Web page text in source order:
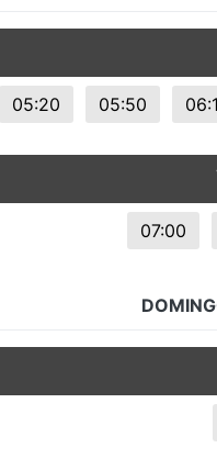
05:20 05:50
07:00